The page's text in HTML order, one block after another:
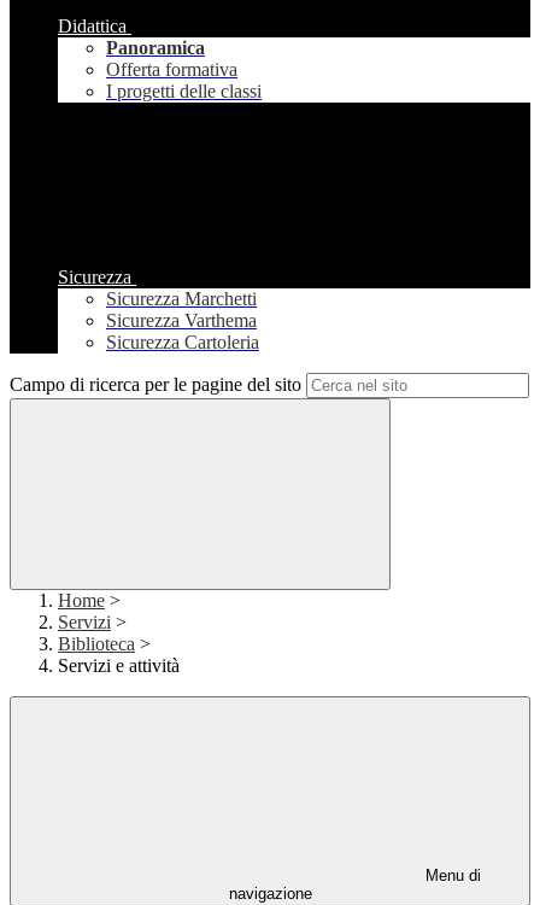
Didattica
Panoramica
Offerta formativa
I progetti delle classi
Sicurezza
Sicurezza Marchetti
Sicurezza Varthema
Sicurezza Cartoleria
Campo di ricerca per le pagine del sito
Home >
Servizi >
Biblioteca >
Servizi e attività
Menu di
navigazione